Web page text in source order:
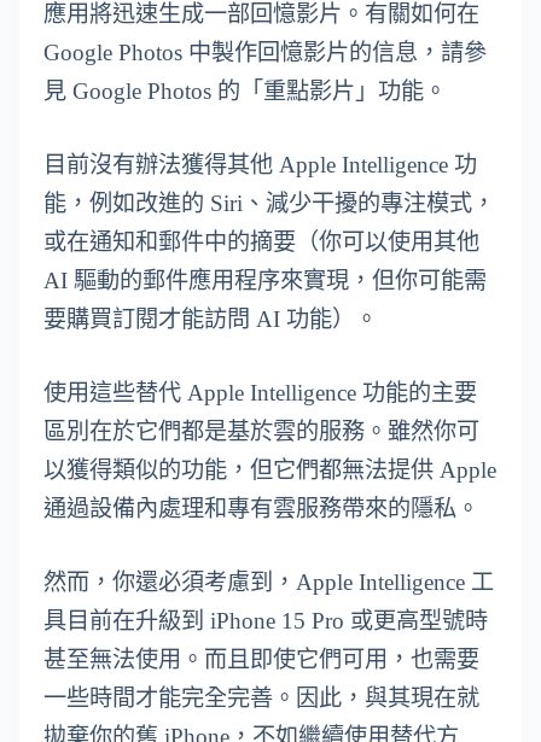
應用將迅速生成一部回憶影片。有關如何在
Google Photos 中製作回憶影片的信息，請參
見 Google Photos 的「重點影片」功能。
目前沒有辦法獲得其他 Apple Intelligence 功
能，例如改進的 Siri、減少干擾的專注模式，
或在通知和郵件中的摘要（你可以使用其他
AI 驅動的郵件應用程序來實現，但你可能需
要購買訂閱才能訪問 AI 功能）。
使用這些替代 Apple Intelligence 功能的主要
區別在於它們都是基於雲的服務。雖然你可
以獲得類似的功能，但它們都無法提供 Apple
通過設備內處理和專有雲服務帶來的隱私。
然而，你還必須考慮到，Apple Intelligence 工
具目前在升級到 iPhone 15 Pro 或更高型號時
甚至無法使用。而且即使它們可用，也需要
一些時間才能完全完善。因此，與其現在就
拋棄你的舊 iPhone，不如繼續使用替代方